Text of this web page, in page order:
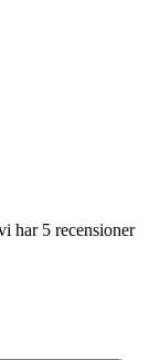
har 5 recensioner